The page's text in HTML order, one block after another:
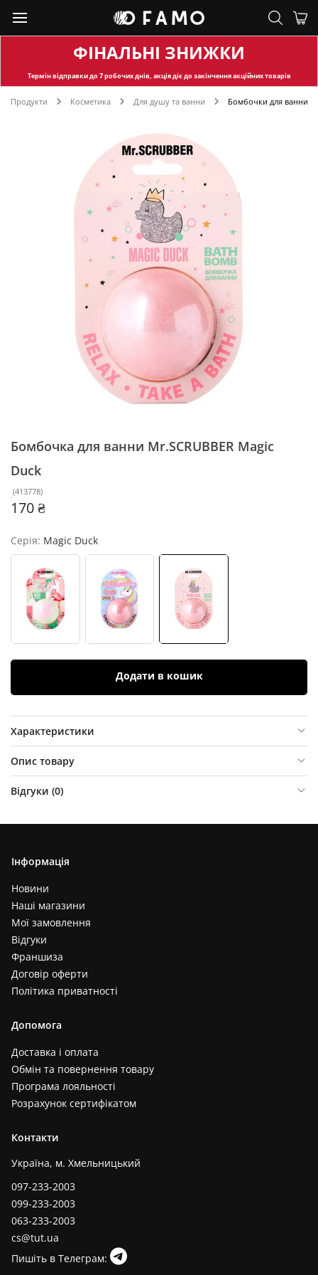
ФІНАЛЬНІ ЗНИЖКИ
Термін відправкидо 7 робочих днів, акція діє до закінчення акційних товарів
Продукти Косметика Для душу та ванни Бомбочки для ванни
Бомбочка для ванни Mr.SCRUBBER Magic
Duck
(413778)
170 ₴
Серія: Magic Duck
Додати в кошик
Характеристики
Опис товару
Відгуки (0)
Інформація
Новини
Наші магазини
Мої замовлення
Відгуки
Франшиза
Договір оферти
Політика приватності
Допомога
Доставка і оплата
Обмін та повернення товару
Програма лояльності
Розрахунок сертифікатом
Контакти
Україна, м. Хмельницький
097-233-2003
099-233-2003
063-233-2003
cs@tut.ua
Пишіть в Телеграм: